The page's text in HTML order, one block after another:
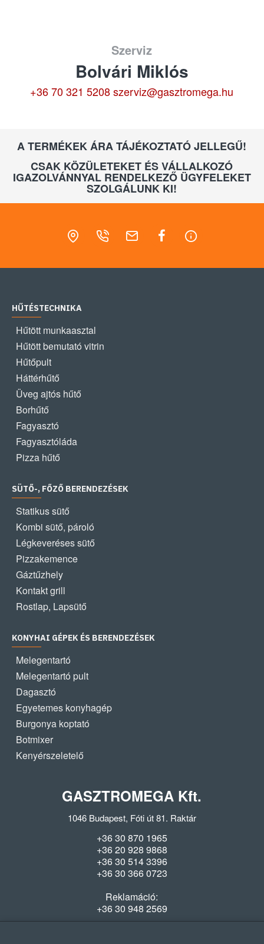
Szerviz
Bolvári Miklós
+36 70 321 5208 szerviz@gasztromega.hu
A TERMÉKEK ÁRA TÁJÉKOZTATÓ JELLEGŰ!
CSAK KÖZÜLETEKET ÉS VÁLLALKOZÓ
IGAZOLVÁNNYAL RENDELKEZŐ ÜGYFELEKET
SZOLGÁLUNK KI!
HŰTÉSTECHNIKA
Hűtött munkaasztal
Hűtött bemutató vitrin
Hűtőpult
Háttérhűtő
Üveg ajtós hűtő
Borhűtő
Fagyasztó
Fagyasztóláda
Pizza hűtő
SÜTŐ-, FŐZŐ BERENDEZÉSEK
Statikus sütő
Kombi sütő, pároló
Légkeveréses sütő
Pizzakemence
Gáztűzhely
Kontakt grill
Rostlap, Lapsütő
KONYHAI GÉPEK ÉS BERENDEZÉSEK
Melegentartó
Melegentartó pult
Dagasztó
Egyetemes konyhagép
Burgonya koptató
Botmixer
Kenyérszeletelő
GASZTROMEGA Kft.
1046 Budapest, Fóti út 81. Raktár
+36 30 870 1965
+36 20 928 9868
+36 30 514 3396
+36 30 366 0723
Reklamáció:
+36 30 948 2569